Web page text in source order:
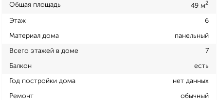
Общая площадь 49 м2
Этаж 6
Материал дома панельный
Всего этажей в доме 7
Балкон есть
Год постройки дома нет данных
Ремонт обычный